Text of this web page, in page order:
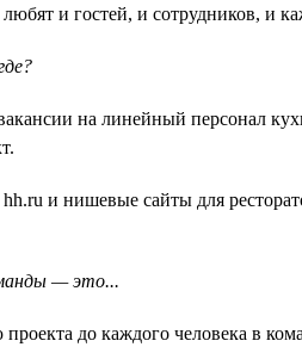
и гостей, и сотрудников, и
на линейный персонал
и нишевые сайты для
— это...
до каждого человека в